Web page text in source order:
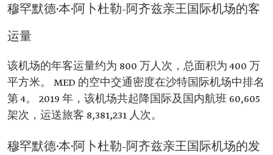
穆罕默德·本·阿卜杜勒-阿齐兹亲王国际机场的客
运量
该机场的年客运量约为 800 万人次，总面积为 400 万
平方米。 MED 的空中交通密度在沙特国际机场中排名
第 4。 2019 年，该机场共起降国际及国内航班 60,605
架次，运送旅客 8,381,231 人次。
穆罕默德·本·阿卜杜勒-阿齐兹亲王国际机场的发